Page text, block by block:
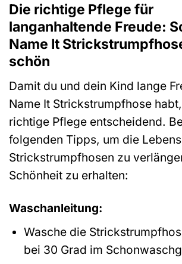
Die richtige Pflege für
langanhaltende Freude:
Name It
schön
Damit du und dein Kind lange
Name It Strickstrumpfhose
richtige Pflege entscheidend.
folgenden Tipps, um die
Strickstrumpfhosen zu
Schönheit zu erhalten:
Waschanleitung:
Wasche die
bei 30 Grad im